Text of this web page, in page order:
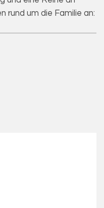
rund um die Familie an: